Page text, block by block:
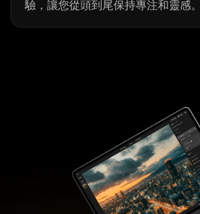
驗，讓您從頭到尾保持專注和靈感。